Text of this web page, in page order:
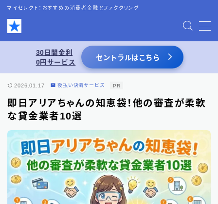
マイセレクト：おすすめの消費者金融とファクタリング
MENU
お問い合わせ
特定商取引法表記
運営者情報
あわせて読みたい
スーパーブラックでも借りれる5chの情報を
30日間金利
0円サービス
セントラルはこちら
2026.01.17 後払い決済サービス PR
即日アリアちゃんの知恵袋！他の審査が柔軟
な貸金業者10選